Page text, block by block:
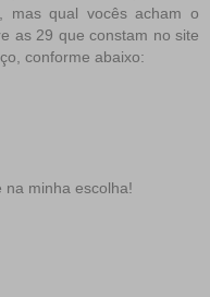
mas qual vocês acham o
as 29 que constam no site
conforme abaixo:
na minha escolha!